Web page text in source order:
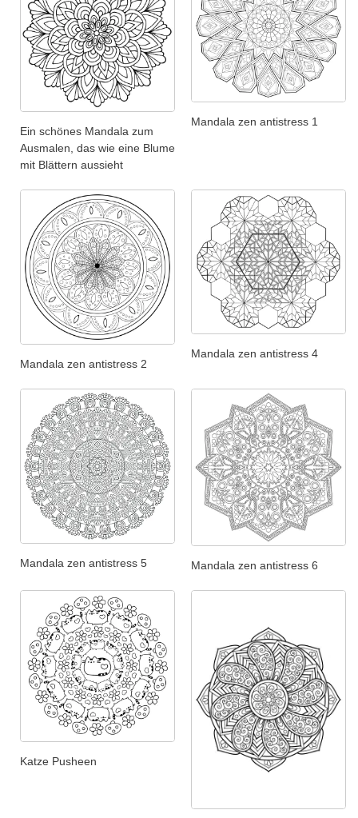
Ein schönes Mandala zum
Ausmalen, das wie eine Blume
mit Blättern aussieht
Mandala zen antistress 1
Mandala zen antistress 2
Mandala zen antistress 4
Mandala zen antistress 5 Mandala zen antistress 6
Katze Pusheen